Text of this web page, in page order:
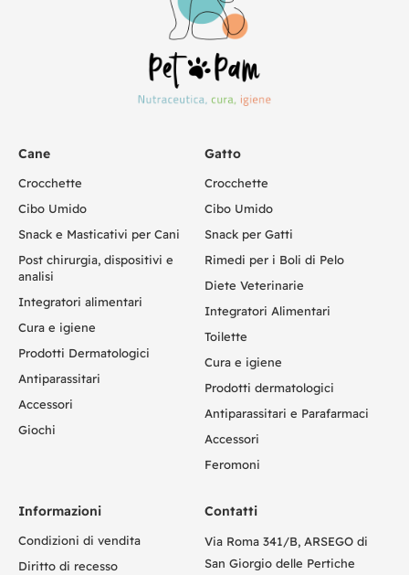
Cane
Crocchette
Cibo Umido
Snack e Masticativi per Cani
Post chirurgia, dispositivi e
analisi
Integratori alimentari
Cura e igiene
Prodotti Dermatologici
Antiparassitari
Accessori
Giochi
Gatto
Crocchette
Cibo Umido
Snack per Gatti
Rimedi per i Boli di Pelo
Diete Veterinarie
Integratori Alimentari
Toilette
Cura e igiene
Prodotti dermatologici
Antiparassitari e Parafarmaci
Accessori
Feromoni
Informazioni
Condizioni di vendita
Diritto di recesso
Contatti
Via Roma 341/B, ARSEGO di
San Giorgio delle Pertiche